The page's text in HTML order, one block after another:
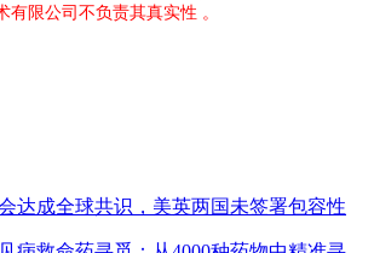
有限公司不负责其真实性 。
达成全球共识，美英两国未签署包容性